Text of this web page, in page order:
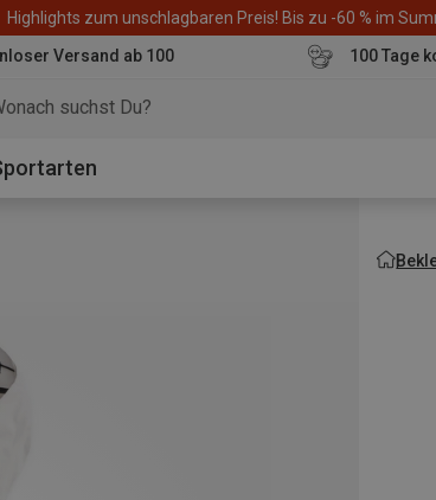
Highlights zum unschlagbaren Preis! Bis zu -60 % im
Versand ab 100
100 Tage